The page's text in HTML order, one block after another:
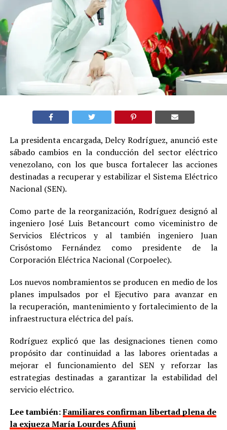
La presidenta encargada, Delcy Rodríguez, anunció este
sábado cambios en la conducción del sector eléctrico
venezolano, con los que busca fortalecer las acciones
destinadas a recuperar y estabilizar el Sistema Eléctrico
Nacional (SEN).
Como parte de la reorganización, Rodríguez designó al
ingeniero José Luis Betancourt como viceministro de
Servicios Eléctricos y al también ingeniero Juan
Crisóstomo Fernández como presidente de la
Corporación Eléctrica Nacional (Corpoelec).
Los nuevos nombramientos se producen en medio de los
planes impulsados por el Ejecutivo para avanzar en
la recuperación, mantenimiento y fortalecimiento de la
infraestructura eléctrica del país.
Rodríguez explicó que las designaciones tienen como
propósito dar continuidad a las labores orientadas a
mejorar el funcionamiento del SEN y reforzar las
estrategias destinadas a garantizar la estabilidad del
servicio eléctrico.
Lee también:Familiares confirman libertad plena de
la exjueza María Lourdes Afiuni